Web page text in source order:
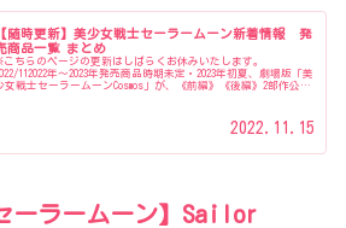
【随時更新】美少女戦士セーラームーン新着情報 発
商品一覧 まとめ
こちらのページの更新はしばらくお休みいたします。
112022年〜2023年発売商品時期未定・2023年初夏、劇場版「美
女戦士セーラームーンCosmos」が、《前編》《後編》2部作公開
2022.11.15
ーラームーン】Sailor